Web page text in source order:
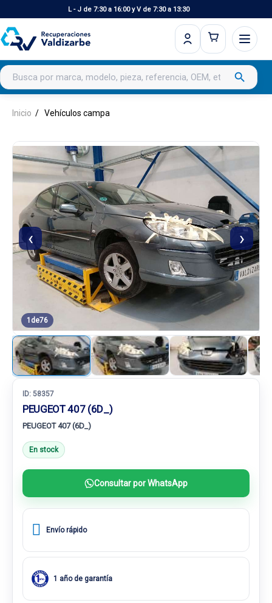
L - J de 7:30 a 16:00 y V de 7:30 a 13:30
Buscar productos search
Inicio Vehículos campa
‹ ›
1 de76
ID: 58357
PEUGEOT 407 (6D_)
PEUGEOT 407 (6D_)
En stock
Consultar por WhatsApp
Envío rápido
1 año de garantía